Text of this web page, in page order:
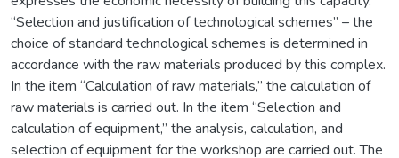
“Selection and justification of technological schemes” – the
choice of standard technological schemes is determined in
accordance with the raw materials produced by this complex.
In the item “Calculation of raw materials,” the calculation of
raw materials is carried out. In the item “Selection and
calculation of equipment,” the analysis, calculation, and
selection of equipment for the workshop are carried out. The